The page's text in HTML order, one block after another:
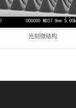
光刻微结构